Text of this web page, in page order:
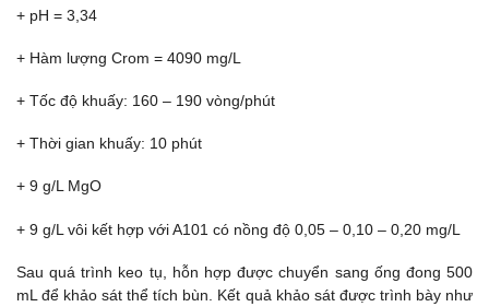
+ pH = 3,34
+ Hàm lượng Crom = 4090 mg/L
+ Tốc độ khuấy: 160 – 190 vòng/phút
+ Thời gian khuấy: 10 phút
+ 9 g/L MgO
+ 9 g/L vôi kết hợp với A101 có nồng độ 0,05 – 0,10 – 0,20 mg/L
Sau quá trình keo tụ, hỗn hợp được chuyển sang ống đong 500
mL để khảo sát thể tích bùn. Kết quả khảo sát được trình bày như